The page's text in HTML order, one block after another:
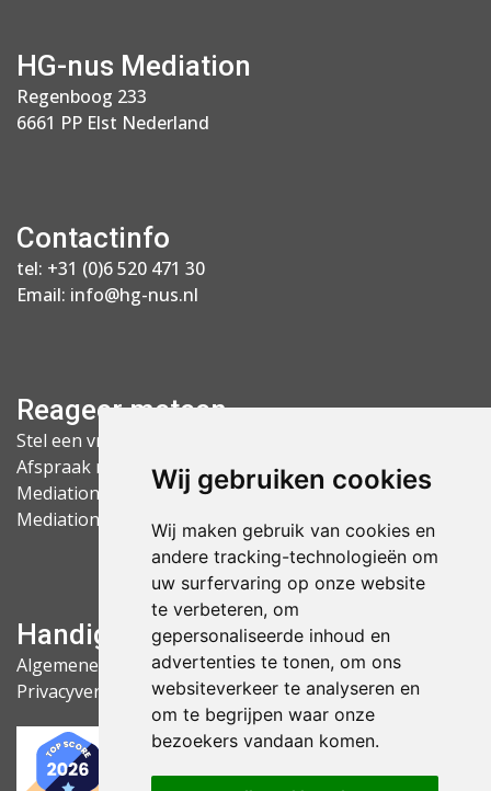
Wij gebruiken cookies
Wij maken gebruik van cookies en
andere tracking-technologieën om
uw surfervaring op onze website
te verbeteren, om
gepersonaliseerde inhoud en
advertenties te tonen, om ons
websiteverkeer te analyseren en
om te begrijpen waar onze
bezoekers vandaan komen.
HG-nus Mediation
Regenboog 233
6661 PP Elst Nederland
Contactinfo
tel: +31 (0)6 520 471 30
Email: info@hg-nus.nl
Reageer meteen
Stel een vraag
Afspraak maken
Mediation Arnhem
Mediation Nijmegen
Handige links
Algemene voorwaarden
Privacyverklaring
9